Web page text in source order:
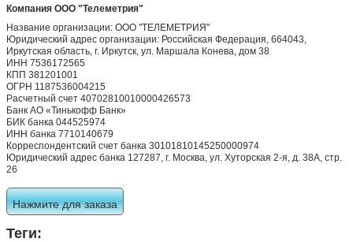
Компания ООО "Телеметрия"
Название организации: ООО "ТЕЛЕМЕТРИЯ"
Юридический адрес организации: Российская Федерация, 664043,
Иркутская область, г. Иркутск, ул. Маршала Конева, дом 38
ИНН 7536172565
КПП 381201001
ОГРН 1187536004215
Расчетный счет 40702810010000426573
Банк АО «Тинькофф Банк»
БИК банка 044525974
ИНН банка 7710140679
Корреспондентский счет банка 30101810145250000974
Юридический адрес банка 127287, г. Москва, ул. Хуторская 2-я, д. 38А, стр.
26
Нажмите для заказа
Теги: